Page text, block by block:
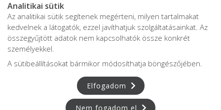
Impresszum
Karrier
Az oldalon feltüntetett árak az ÁFÁ-t tartalmazzák!
Shutterstock.comés aCanva.com
kerültek felhasználásra.
Copyright © 2026 •
• Minden jog fenntartva.
Analitikai sütik
Az analitikai sütik segítenek megérteni, milyen tartalmakat
kedvelnek a látogatók, ezzel javíthatjuk szolgáltatásainkat. Az
összegyűjtött adatok nem kapcsolhatók össze konkrét
személyekkel.
A sütibeállításokat bármikor módosíthatja böngészőjében.
Elfogadom
Nem fogadom el